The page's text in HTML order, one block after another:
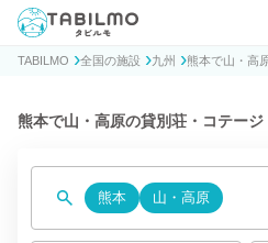
貸別荘コテージ・一棟貸し宿泊予約サイト
TABILMO 全国の施設 九州 熊本で山・高
熊本で山・高原の貸別荘・コテージ
熊本 山・高原